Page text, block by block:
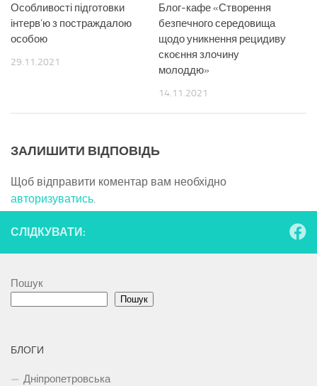
Особливості підготовки
інтерв’ю з постраждалою
особою
29.11.2021
Блог-кафе «Створення
безпечного середовища
щодо уникнення рецидиву
скоєння злочину
молоддю»
14.11.2021
ЗАЛИШИТИ ВІДПОВІДЬ
Щоб відправити коментар вам необхідно
авторизуватись
СЛІДКУВАТИ:
Пошук
Пошук
БЛОГИ
Дніпропетровська